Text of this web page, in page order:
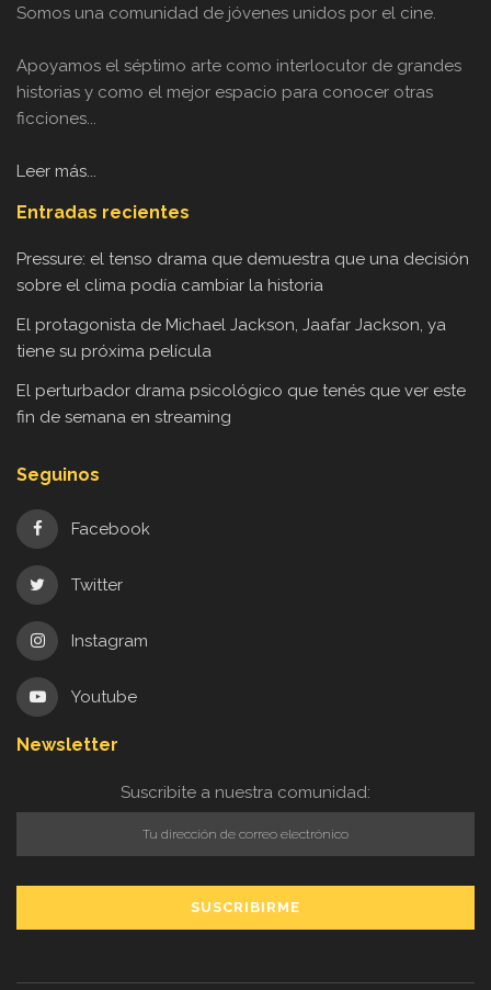
Somos una comunidad de jóvenes unidos por el cine.
Apoyamos el séptimo arte como interlocutor de grandes
historias y como el mejor espacio para conocer otras
ficciones...
Leer más...
Entradas recientes
Pressure: el tenso drama que demuestra que una decisión
sobre el clima podía cambiar la historia
El protagonista de Michael Jackson, Jaafar Jackson, ya
tiene su próxima película
El perturbador drama psicológico que tenés que ver este
fin de semana en streaming
Seguinos
Facebook
Twitter
Instagram
Youtube
Newsletter
Suscribite a nuestra comunidad: